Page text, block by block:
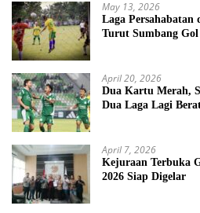
May 13, 2026
Laga Persahabatan
Turut Sumbang Gol
April 20, 2026
Dua Kartu Merah,
Dua Laga Lagi
April 7, 2026
Kejuraan Terbuka
2026 Siap Digelar